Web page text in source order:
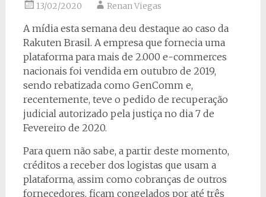
13/02/2020 Renan Viegas
A mídia esta semana deu destaque ao caso da
Rakuten Brasil. A empresa que fornecia uma
plataforma para mais de 2.000 e-commerces
nacionais foi vendida em outubro de 2019,
sendo rebatizada como GenComm e,
recentemente, teve o pedido de recuperação
judicial autorizado pela justiça no dia 7 de
Fevereiro de 2020.
Para quem não sabe, a partir deste momento,
créditos a receber dos logistas que usam a
plataforma, assim como cobranças de outros
fornecedores, ficam congelados por até três